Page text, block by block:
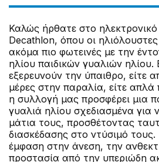
Καλώς ήρθατε στο
Decathlon, όπου οι ηλιόλουστες
ακόμα πιο φωτεινές με την
ηλίου παιδικών γυαλιών ηλίου.
εξερευνούν την ύπαιθρο, είτε
μέρες στην παραλία, είτε
η συλλογή μας προσφέρει μια
γυαλιά ηλίου σχεδιασμένα για
μάτια τους, προσθέτοντας
διασκέδασης στο ντύσιμό
έμφαση στην άνεση, την
προστασία από την υπεριώδη